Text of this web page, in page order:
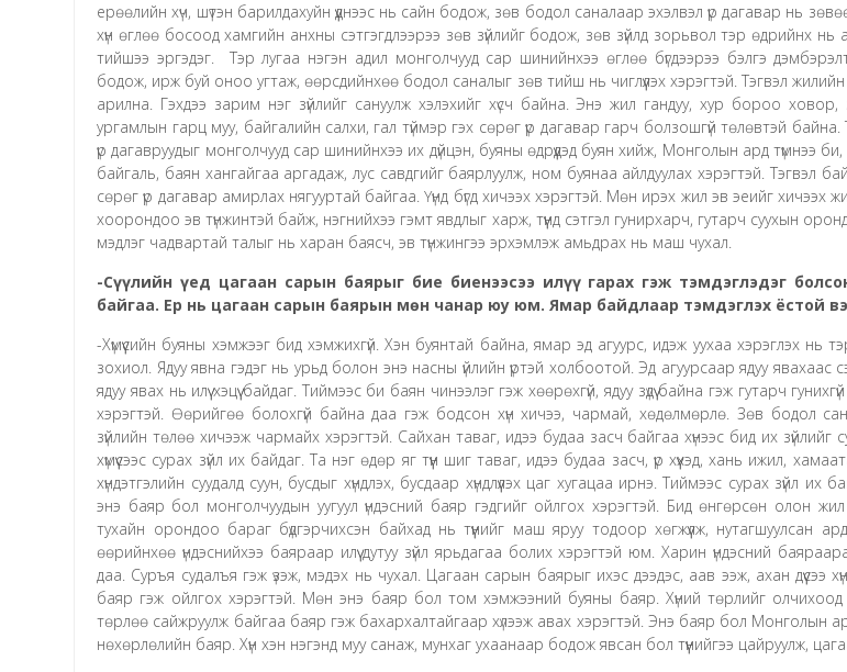
ерөөлийн хүч, шүтэн барилдахуйн үүднээс нь сайн бодож, зөв бодол саналаар эхэлвэл үр дагавар нь
хүн өглөө босоод хамгийн анхны сэтгэгдлээрээ зөв зүйлийг бодож, зөв зүйлд зорьвол тэр өдрийнх нь
тийшээ эргэдэг. Тэр лугаа нэгэн адил монголчууд сар шинийнхээ өглөө бүгдээрээ бэлгэ
бодож, ирж буй оноо угтаж, өөрсдийнхөө бодол саналыг зөв тийш нь чиглүүлэх хэрэгтэй. Тэгвэл жилийн
арилна. Гэхдээ зарим нэг зүйлийг сануулж хэлэхийг хүсч байна. Энэ жил гандуу, хур бороо ховор,
ургамлын гарц муу, байгалийн салхи, гал түймэр гэх сөрөг үр дагавар гарч болзошгүй төлөвтэй
үр дагавруудыг монголчууд сар шинийнхээ их дүйцэн, буяны өдрүүдэд буян хийж, Монголын ард түмнээ би,
байгаль, баян хангайгаа аргадаж, лус савдгийг баярлуулж, ном буянаа айлдуулах хэрэгтэй. Тэгвэл
сөрөг үр дагавар амирлах нягууртай байгаа. Үүнд бүгд хичээх хэрэгтэй. Мөн ирэх жил эв эеийг хичээх
хоорондоо эв түнжинтэй байж, нэгнийхээ гэмт явдлыг харж, түүнд сэтгэл гунирхарч, гутарч суухын
мэдлэг чадвартай талыг нь харан баясч, эв түнжингээ эрхэмлэж амьдрах нь маш чухал.
-Сүүлийн үед цагаан сарын баярыг бие биенээсээ илүү гарах гэж тэмдэглэдэг
байгаа. Ер нь цагаан сарын баярын мөн чанар юу юм. Ямар байдлаар тэмдэглэх ёстой
-Хүмүүсийн буяны хэмжээг бид хэмжихгүй. Хэн буянтай байна, ямар эд агуурс, идэж уухаа хэрэглэх нь
зохиол. Ядуу явна гэдэг нь урьд болон энэ насны үйлийн үртэй холбоотой. Эд агуурсаар ядуу явахаас
ядуу явах нь илүү хэцүү байдаг. Тиймээс би баян чинээлэг гэж хөөрөхгүй, ядуу зүдүү байна гэж гутарч
хэрэгтэй. Өөрийгөө болохгүй байна даа гэж бодсон хүн хичээ, чармай, хөдөлмөрлө. Зөв бодол
зүйлийн төлөө хичээж чармайх хэрэгтэй. Сайхан таваг, идээ будаа засч байгаа хүнээс бид их зүйлийг
хүмүүсээс сурах зүйл их байдаг. Та нэг өдөр яг түүн шиг таваг, идээ будаа засч, үр хүүхэд, хань ижил,
хүндэтгэлийн суудалд суун, бусдыг хүндлэх, бусдаар хүндлүүлэх цаг хугацаа ирнэ. Тиймээс сурах зүйл их
энэ баяр бол монголчуудын уугуул үндэсний баяр гэдгийг ойлгох хэрэгтэй. Бид өнгөрсөн олон
тухайн орондоо бараг бүдгэрчихсэн байхад нь түүнийг маш яруу тодоор хөгжүүлж, нутагшуулсан
өөрийнхөө үндэснийхээ баяраар илүү дутуу зүйл ярьдагаа болих хэрэгтэй юм. Харин үндэсний
даа. Суръя судалъя гэж үзэж, мэдэх нь чухал. Цагаан сарын баярыг ихэс дээдэс, аав ээж, ахан дүүсээ
баяр гэж ойлгох хэрэгтэй. Мөн энэ баяр бол том хэмжээний буяны баяр. Хүний төрлийг олчихоод
төрлөө сайжруулж байгаа баяр гэж бахархалтайгаар хүлээж авах хэрэгтэй. Энэ баяр бол Монголын
нөхөрлөлийн баяр. Хүн хэн нэгэнд муу санаж, мунхаг ухаанаар бодож явсан бол түүнийгээ цайруулж,